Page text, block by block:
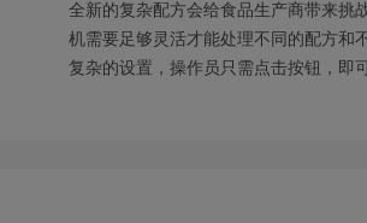
全新的复杂配方会给食品生产商带来挑
机需要足够灵活才能处理不同的配方和
复杂的设置，操作员只需点击按钮，即